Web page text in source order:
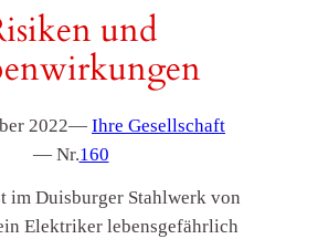
und
2022— Ihre Gesellschaft
— Nr.160
im Duisburger Stahlwerk von
Elektriker lebensgefährlich